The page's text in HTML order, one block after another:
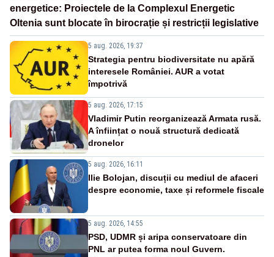
energetice: Proiectele de la Complexul Energetic
Oltenia sunt blocate în birocrație și restricții legislative
5 aug. 2026, 19:37
Strategia pentru biodiversitate nu apără
interesele României. AUR a votat
împotrivă
5 aug. 2026, 17:15
Vladimir Putin reorganizează Armata rusă.
A înființat o nouă structură dedicată
dronelor
5 aug. 2026, 16:11
Ilie Bolojan, discuții cu mediul de afaceri
despre economie, taxe și reformele fiscale
5 aug. 2026, 14:55
PSD, UDMR și aripa conservatoare din
PNL ar putea forma noul Guvern.